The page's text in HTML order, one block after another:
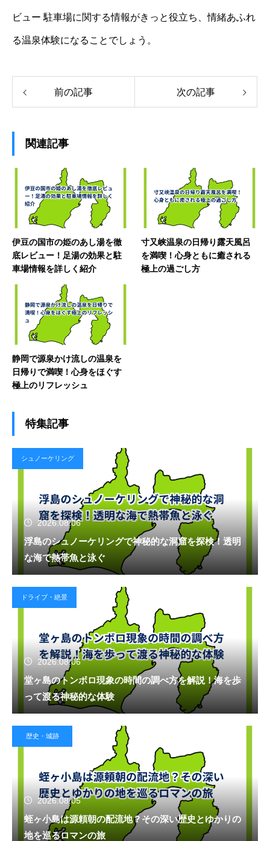
ビュー 駐車場に関する情報がきっと役立ち、情緒あふれ
る温泉体験になることでしょう。
前の記事 次の記事
関連記事
伊豆の国市の姫のあし湯を徹
底レビュー！足湯の効果と駐
車場情報を詳しく紹介
寸又峡温泉の日帰り露天風呂
を満喫！心身ともに癒される
極上の過ごし方
静岡で源泉かけ流しの温泉を
日帰りで満喫！心身をほぐす
極上のリフレッシュ
特集記事
シュノーケリング
2026.08.06
浮島のシュノーケリングで神秘的な洞窟を探検！透明
な海で熱帯魚と泳ぐ
ドライブ・絶景
2026.08.06
堂ヶ島のトンボロ現象の時間の調べ方を解説！海を歩
って渡る神秘的な体験
歴史・城跡
2026.08.05
蛭ヶ小島は源頼朝の配流地？その深い歴史とゆかりの
地を巡るロマンの旅